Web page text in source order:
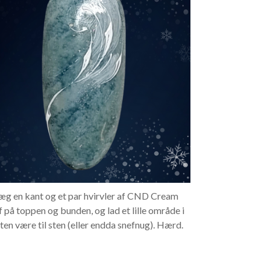
en kant og et par hvirvler af CND Cream
på toppen og bunden, og lad et lille område i
være til sten (eller endda snefnug). Hærd.